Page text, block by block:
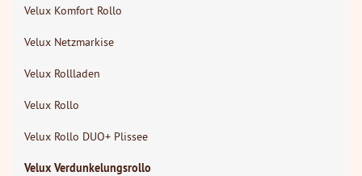
Velux Komfort Rollo
Velux Netzmarkise
Velux Rollladen
Velux Rollo
Velux Rollo DUO+ Plissee
Velux Verdunkelungsrollo